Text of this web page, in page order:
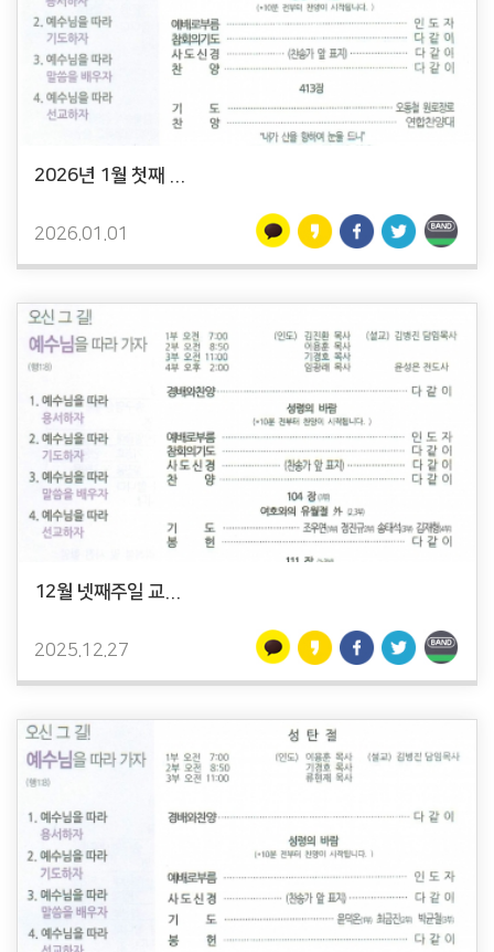
2026년 1월 첫째 ...
2026.01.01
12월 넷째주일 교...
2025.12.27